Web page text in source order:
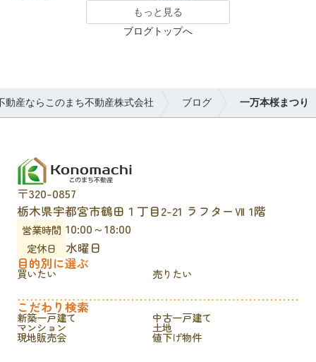
もっと見る
ブログトップへ
動産ならこのまち不動産株式会社 ブログ 一万本桜まつり
〒320-0857
栃木県宇都宮市鶴田１丁目2-21 ラフターⅦ 1階
営業時間 10:00～18:00
定休日
水曜日
目的別に選ぶ
買いたい 売りたい
こだわり検索
新築一戸建て 中古一戸建て
マンション 土地
現地販売会 値下げ物件